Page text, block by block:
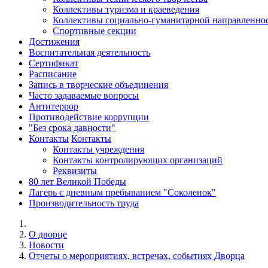
Коллективы туризма и краеведения
Коллективы социально-гуманитарной
Спортивные секции
Достижения
Воспитательная деятельность
Cертификат
Расписание
Запись в творческие объединения
Часто задаваемые вопросы
Антитеррор
Противодействие коррупции
"Без срока давности"
Контакты Контакты
Контакты учреждения
Контакты контролирующих организаций
Реквизиты
80 лет Великой Победы
Лагерь с дневным пребыванием "Соколенок"
Производительность труда
О дворце
Новости
Отчеты о мероприятиях, встречах, событиях Дворца